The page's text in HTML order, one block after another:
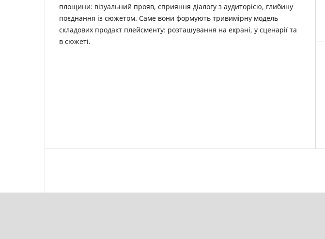
площини: візуальний прояв, сприяння діалогу з аудиторією, глибину
поєднання із сюжетом. Саме вони формують тривимірну модель
складових продакт плейсменту: розташування на екрані, у сценарії та
в сюжеті.